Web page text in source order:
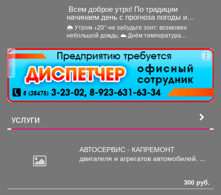
Всем доброе утро! По традиции
начинаем день с прогноза погоды и
щепотки народной мудрости
🌦 Утром +20°-не забудьте зонт: возможен
небольшой дождь; ☁️ Днём температура
реклама
УСЛУГИ
АВТОСЕРВИС - КАПРЕМОНТ
двигателя и агрегатов автомобилей. ...
300 руб.